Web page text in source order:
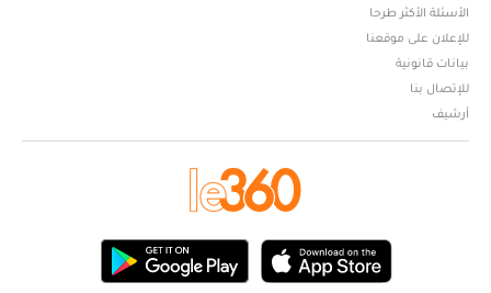
الأسئلة الأكثر طرحا
للإعلان على موقعنا
بيانات قانونية
للإتصال بنا
أرشيف